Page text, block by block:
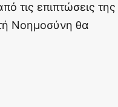
τις επιπτώσεις της
Νοημοσύνη θα